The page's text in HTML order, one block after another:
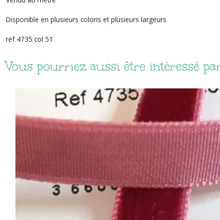
Disponible en plusieurs coloris et plusieurs largeurs
ref 4735 col 51
Vous pourriez aussi être intéressé